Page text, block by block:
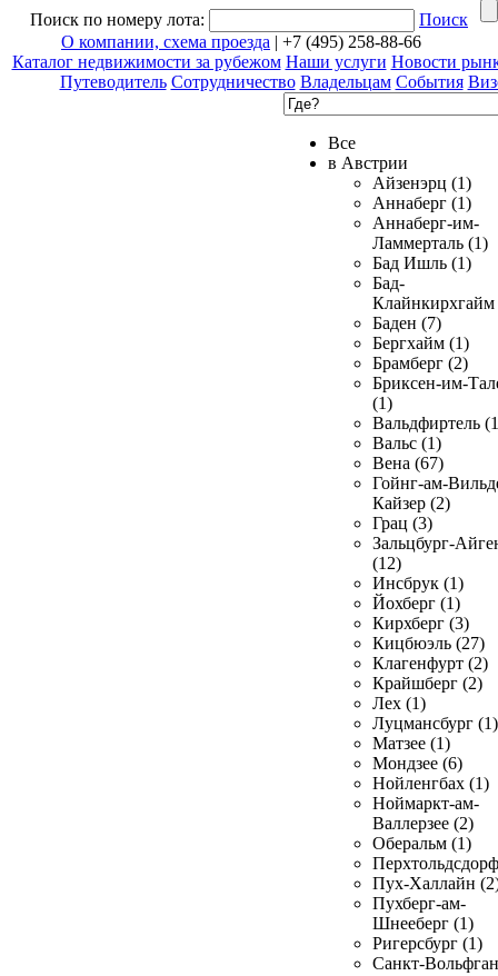
Поиск по номеру лота:
Поиск
О компании, схема проезда | +7 (495) 258-88-66
Каталог недвижимости за рубежом Наши услуги Новости
Путеводитель Сотрудничество Владельцам События
Все
в Австрии
Айзенэрц (1)
Аннаберг (1)
Аннаберг-им-
Ламмерталь (1)
Бад Ишль (1)
Бад-
Клайнкирхгайм
Баден (7)
Бергхайм (1)
Брамберг (2)
Бриксен-им-
(1)
Вальдфиртель
Вальс (1)
Вена (67)
Гойнг-ам-
Кайзер (2)
Грац (3)
Зальцбург-
(12)
Инсбрук (1)
Йохберг (1)
Кирхберг (3)
Кицбюэль (27)
Клагенфурт (2)
Крайшберг (2)
Лех (1)
Луцмансбург (1)
Матзее (1)
Мондзее (6)
Нойленгбах (1)
Ноймаркт-ам-
Валлерзее (2)
Оберальм (1)
Пух-Халлайн
Пухберг-ам-
Шнееберг (1)
Ригерсбург (1)
Санкт-